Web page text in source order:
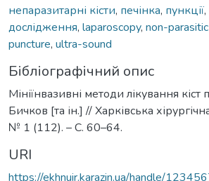
непаразитарні кісти, печінка, пункції,
дослідження, laparoscopy, non-
puncture, ultra-sound
Бібліографічний опис
Мініїнвазивні методи лікування кіст
Бичков [та ін.] // Харківська
№ 1 (112). – С. 60–64.
URI
https://ekhnuir.karazin.ua/handle/